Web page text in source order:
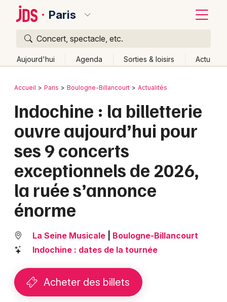
Paris
Concert, spectacle, etc.
Aujourd'hui Agenda Sorties & loisirs Actu
Publier un événement
Grands événements
Activité & Expérience
Manifestations
Spectacles
Concerts
Sports
Bordeaux
Colmar
Lille
Lyon
Marseille
Mulhouse
Montpellier
Nantes
Nice
Paris
Retour
Accueil Paris Boulogne-Billancourt Actualités
Indochine : la billetterie
ouvre aujourd’hui pour
ses 9 concerts
exceptionnels de 2026,
la ruée s’annonce
énorme
La Seine Musicale
Boulogne-Billancourt
Indochine : dates de la tournée
Acheter des billets
Quoi ?
Où ?
Partout
Près de moi Changer de lieu
Quand ?
Effacer les dates
Aujourd'hui
Demain Ce week-end